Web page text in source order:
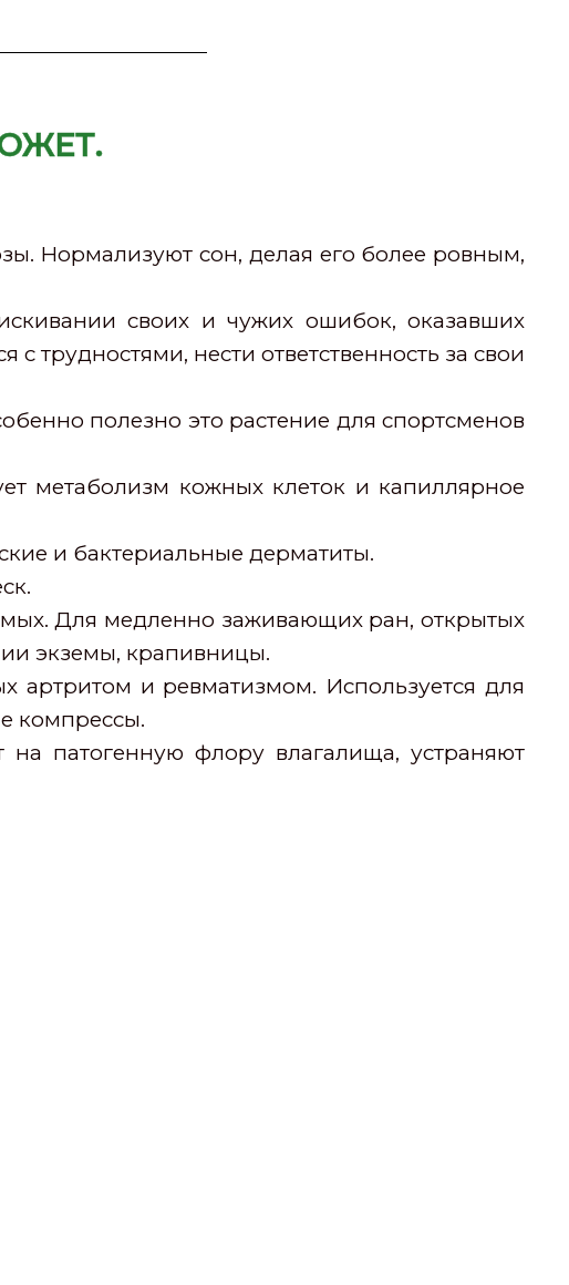
Нормализуют сон, делая его более ровным,
своих и чужих ошибок, оказавших
трудностями, нести ответственность за свои
полезно это растение для спортсменов
метаболизм кожных клеток и капиллярное
и бактериальные дерматиты.
Для медленно заживающих ран, открытых
экземы, крапивницы.
артритом и ревматизмом. Используется для
компрессы.
патогенную флору влагалища, устраняют